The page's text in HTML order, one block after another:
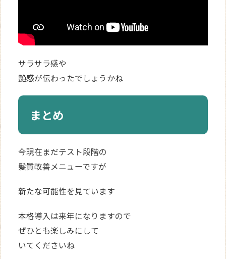
サラサラ感や
艶感が伝わったでしょうかね
まとめ
今現在まだテスト段階の
髪質改善メニューですが
新たな可能性を見ています
本格導入は来年になりますので
ぜひとも楽しみにして
いてくださいね